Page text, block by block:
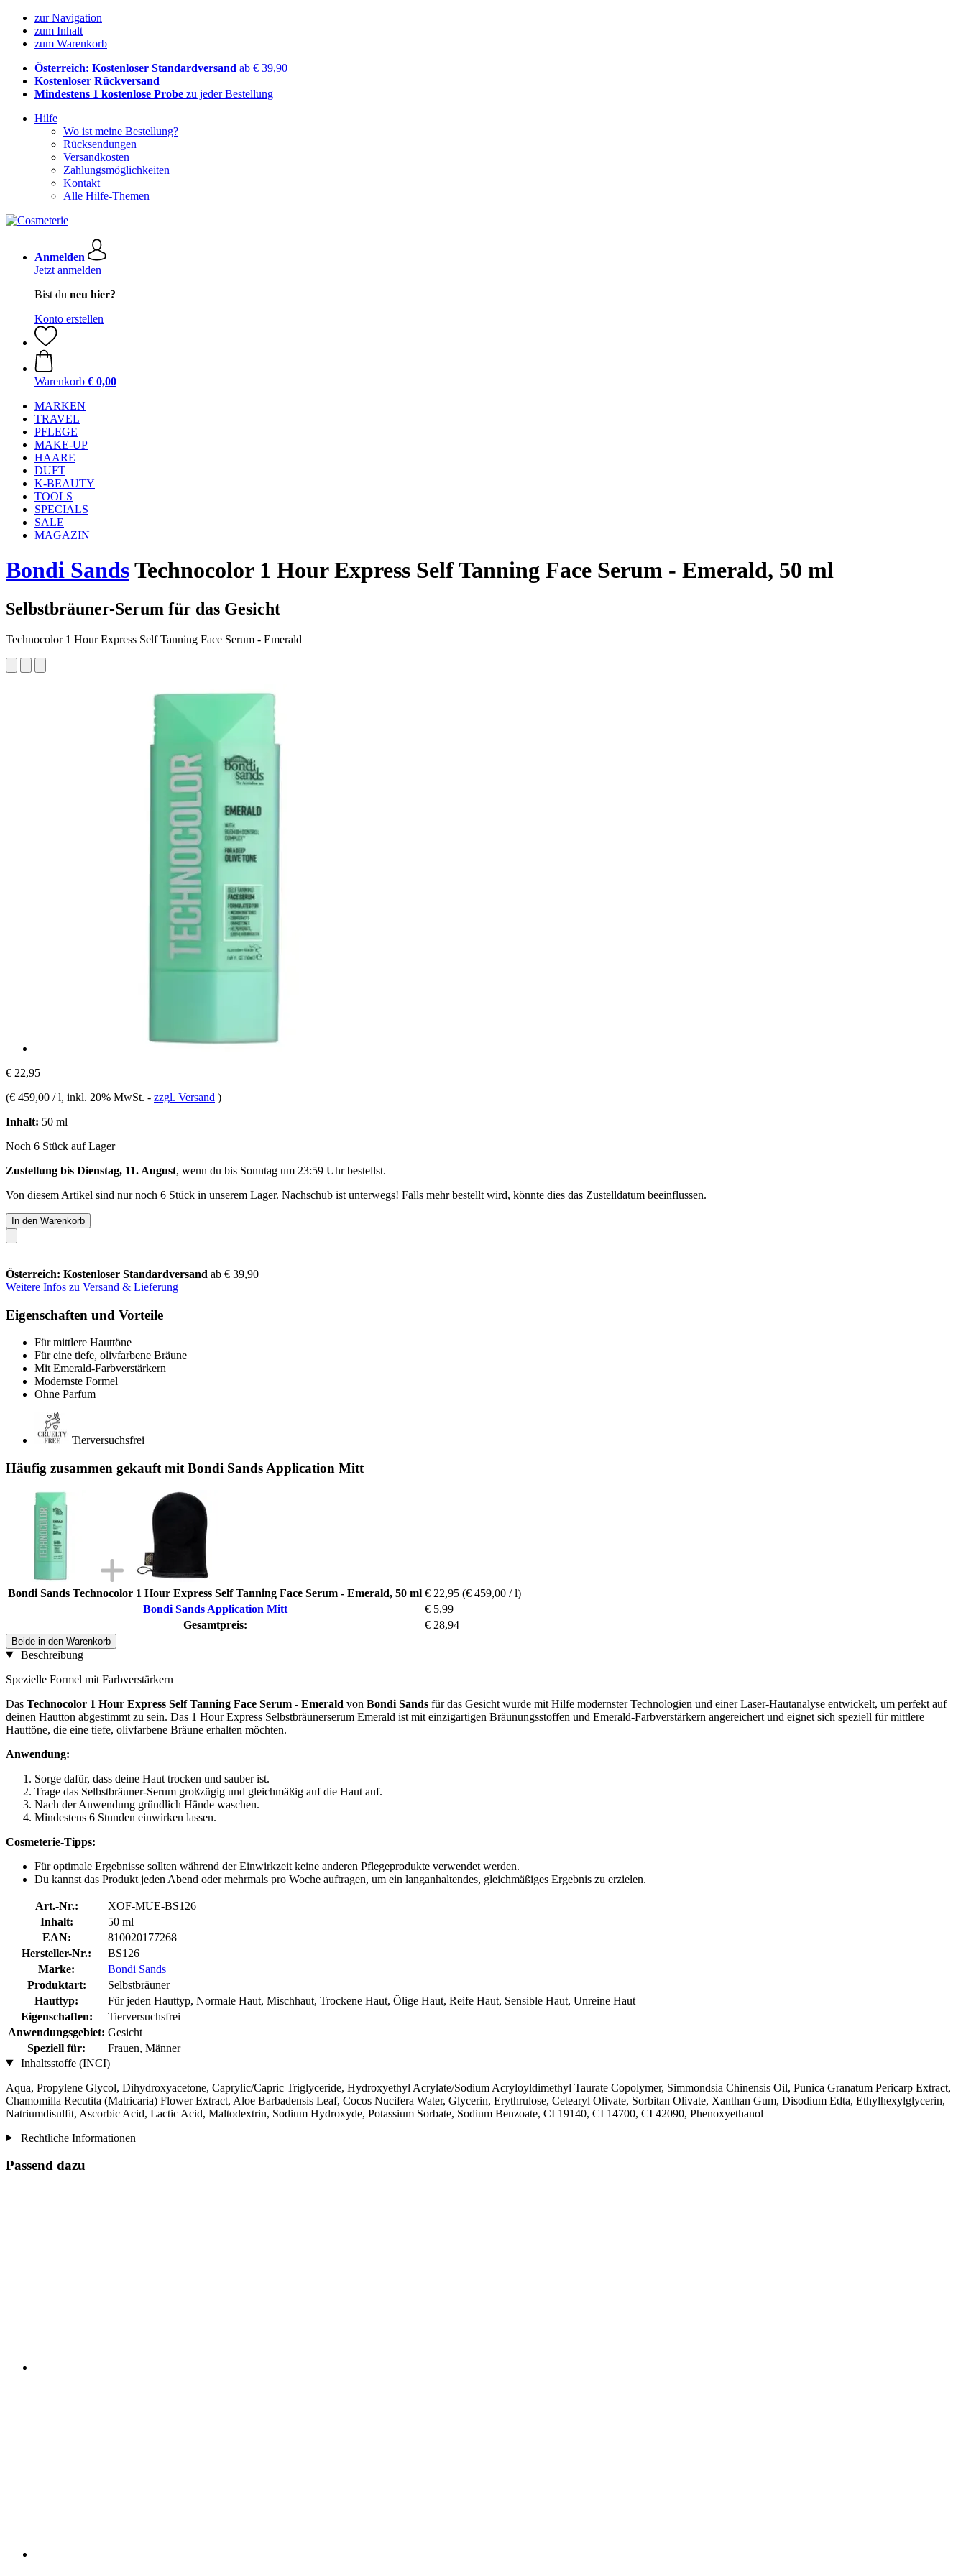
zur Navigation
zum Inhalt
zum Warenkorb
Österreich: Kostenloser Standardversand ab € 39,90
Kostenloser Rückversand
Mindestens 1 kostenlose Probe zu jeder Bestellung
Hilfe
Wo ist meine Bestellung?
Rücksendungen
Versandkosten
Zahlungsmöglichkeiten
Kontakt
Alle Hilfe-Themen
Anmelden
Jetzt anmelden
Bist du neu hier?
Konto erstellen
Warenkorb € 0,00
MARKEN
TRAVEL
PFLEGE
MAKE-UP
HAARE
DUFT
K-BEAUTY
TOOLS
SPECIALS
SALE
MAGAZIN
Bondi SandsTechnocolor 1 Hour Express Self Tanning Face Serum - Emerald, 50 ml
Selbstbräuner-Serum für das Gesicht
Technocolor 1 Hour Express Self Tanning Face Serum - Emerald
€ 22,95
(€ 459,00 / l, inkl. 20% MwSt. - zzgl. Versand )
Inhalt: 50 ml
Noch 6 Stück auf Lager
Zustellung bis Dienstag, 11. August, wenn du bis Sonntag um 23:59 Uhrbestellst.
Von diesem Artikel sind nur noch 6 Stück in unserem Lager. Nachschub ist unterwegs! Falls mehr bestellt wird, könnte dies das Zustelldatum beeinflussen.
In den Warenkorb
Österreich: Kostenloser Standardversand ab € 39,90
Weitere Infos zu Versand & Lieferung
Eigenschaften und Vorteile
Für mittlere Hauttöne
Für eine tiefe, olivfarbene Bräune
Mit Emerald-Farbverstärkern
Modernste Formel
Ohne Parfum
Tierversuchsfrei
Häufig zusammen gekauft mit Bondi Sands Application Mitt
Bondi Sands Technocolor 1 Hour Express Self Tanning Face Serum - Emerald, 50 ml € 22,95 (€ 459,00 / l)
Bondi Sands Application Mitt
€ 5,99
Gesamtpreis:
€ 28,94
Beide in den Warenkorb
Beschreibung
Spezielle Formel mit Farbverstärkern
Das Technocolor 1 Hour Express Self Tanning Face Serum - Emerald von Bondi Sands für das Gesicht wurde mit Hilfe modernster Technologien und einer Laser-Hautanalyse entwickelt, um perfekt auf
deinen Hautton abgestimmt zu sein. Das 1 Hour Express Selbstbräunerserum Emerald ist mit einzigartigen Bräunungsstoffen und Emerald-Farbverstärkern angereichert und eignet sich speziell für mittlere
Hauttöne, die eine tiefe, olivfarbene Bräune erhalten möchten.
Anwendung:
Sorge dafür, dass deine Haut trocken und sauber ist.
Trage das Selbstbräuner-Serum großzügig und gleichmäßig auf die Haut auf.
Nach der Anwendung gründlich Hände waschen.
Mindestens 6 Stunden einwirken lassen.
Cosmeterie-Tipps:
Für optimale Ergebnisse sollten während der Einwirkzeit keine anderen Pflegeprodukte verwendet werden.
Du kannst das Produkt jeden Abend oder mehrmals pro Woche auftragen, um ein langanhaltendes, gleichmäßiges Ergebnis zu erzielen.
Art.-Nr.:
XOF-MUE-BS126
Inhalt:
50 ml
EAN:
810020177268
Hersteller-Nr.:
BS126
Marke:
Bondi Sands
Produktart:
Selbstbräuner
Hauttyp:
Für jeden Hauttyp, Normale Haut, Mischhaut, Trockene Haut, Ölige Haut, Reife Haut, Sensible Haut, Unreine Haut
Eigenschaften:
Tierversuchsfrei
Anwendungsgebiet: Gesicht
Speziell für:
Frauen, Männer
Inhaltsstoffe (INCI)
Aqua, Propylene Glycol, Dihydroxyacetone, Caprylic/Capric Triglyceride, Hydroxyethyl Acrylate/Sodium Acryloyldimethyl Taurate Copolymer, Simmondsia Chinensis Oil, Punica Granatum Pericarp Extract,
Chamomilla Recutita (Matricaria) Flower Extract, Aloe Barbadensis Leaf, Cocos Nucifera Water, Glycerin, Erythrulose, Cetearyl Olivate, Sorbitan Olivate, Xanthan Gum, Disodium Edta, Ethylhexylglycerin,
Natriumdisulfit, Ascorbic Acid, Lactic Acid, Maltodextrin, Sodium Hydroxyde, Potassium Sorbate, Sodium Benzoate, CI 19140, CI 14700, CI 42090, Phenoxyethanol
Rechtliche Informationen
Passend dazu